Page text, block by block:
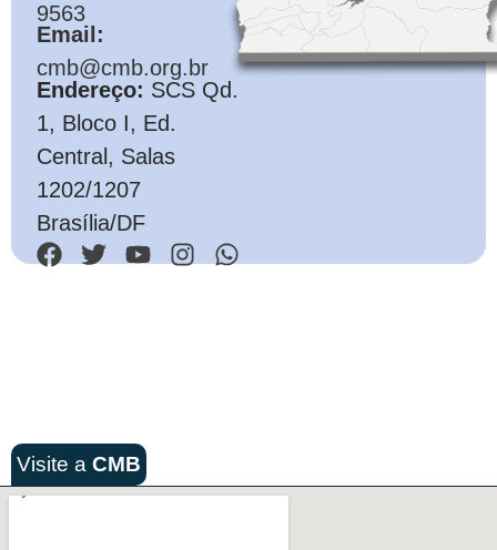
9563
Email:
cmb@cmb.org.br
Endereço: SCS Qd.
1, Bloco I, Ed.
Central, Salas
1202/1207
Brasília/DF
Visite a CMB